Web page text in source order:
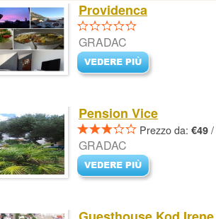
Providenca
GRADAC
Pension Vice
Prezzo da: €49 /
GRADAC